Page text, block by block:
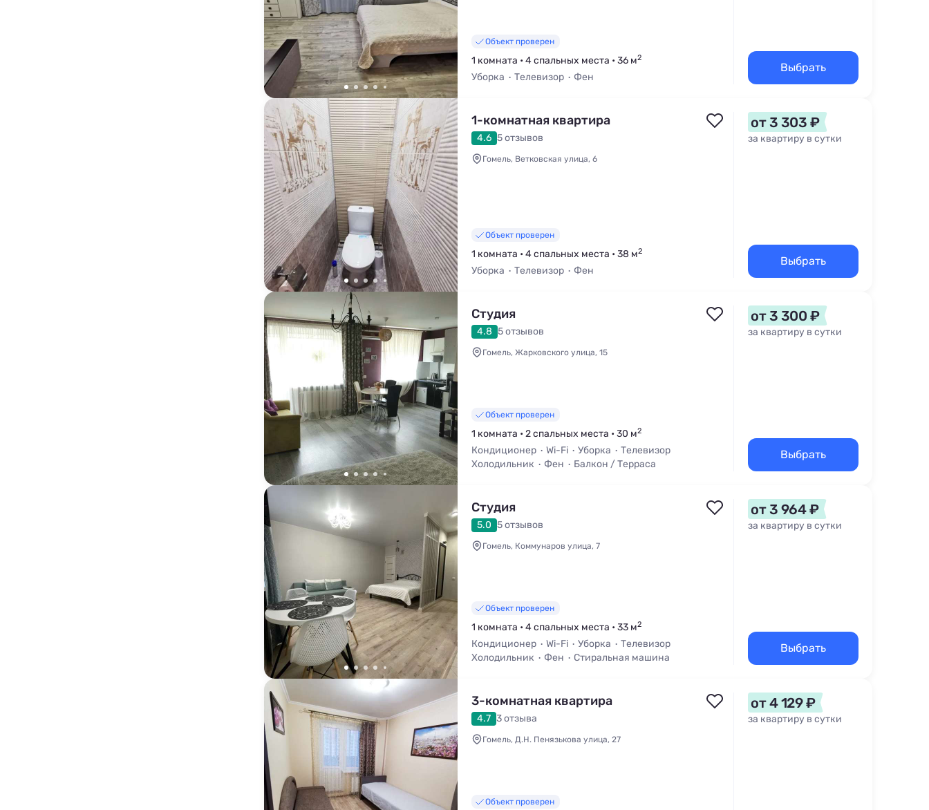
Объект проверен
1 комната • 4 спальных места • 36 м2
Уборка Телевизор Фен
Выбрать
1-комнатная квартира
4.6 5 отзывов
Гомель, Ветковская улица, 6
Объект проверен
1 комната • 4 спальных места • 38 м2
Уборка Телевизор Фен
от 3 303 ₽
за квартиру в сутки
Выбрать
Студия
4.8 5 отзывов
Гомель, Жарковского улица, 15
Объект проверен
1 комната • 2 спальных места • 30 м2
Кондиционер Wi-Fi Уборка
Телевизор
Холодильник
Фен Балкон / Терраса
от 3 300 ₽
за квартиру в сутки
Выбрать
Студия
5.0 5 отзывов
Гомель, Коммунаров улица, 7
Объект проверен
1 комната • 4 спальных места • 33 м2
Кондиционер Wi-Fi Уборка
Телевизор
Холодильник
Фен Стиральная машина
от 3 964 ₽
за квартиру в сутки
Выбрать
3-комнатная квартира
4.7 3 отзыва
Гомель, Д.Н. Пенязькова улица, 27
Объект проверен
от 4 129 ₽
за квартиру в сутки